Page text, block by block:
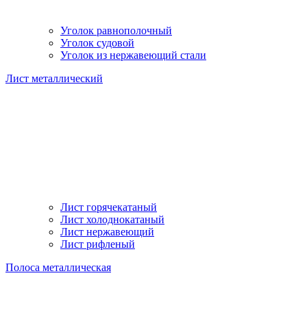
Уголок равнополочный
Уголок судовой
Уголок из нержавеющий стали
Лист металлический
Лист горячекатаный
Лист холоднокатаный
Лист нержавеющий
Лист рифленый
Полоса металлическая